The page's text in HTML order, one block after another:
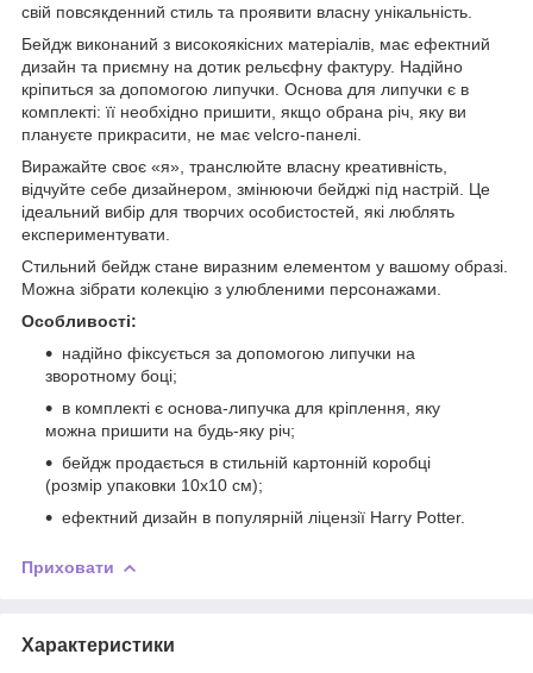
свій повсякденний стиль та проявити власну унікальність.
Бейдж виконаний з високоякісних матеріалів, має ефектний
дизайн та приємну на дотик рельєфну фактуру. Надійно
кріпиться за допомогою липучки. Основа для липучки є в
комплекті: її необхідно пришити, якщо обрана річ, яку ви
плануєте прикрасити, не має velcro-панелі.
Виражайте своє «я», транслюйте власну креативність,
відчуйте себе дизайнером, змінюючи бейджі під настрій. Це
ідеальний вибір для творчих особистостей, які люблять
експериментувати.
Стильний бейдж стане виразним елементом у вашому образі.
Можна зібрати колекцію з улюбленими персонажами.
Особливості:
надійно фіксується за допомогою липучки на
зворотному боці;
в комплекті є основа-липучка для кріплення, яку
можна пришити на будь-яку річ;
бейдж продається в стильній картонній коробці
(розмір упаковки 10х10 см);
ефектний дизайн в популярній ліцензії Harry Potter.
Приховати
Характеристики